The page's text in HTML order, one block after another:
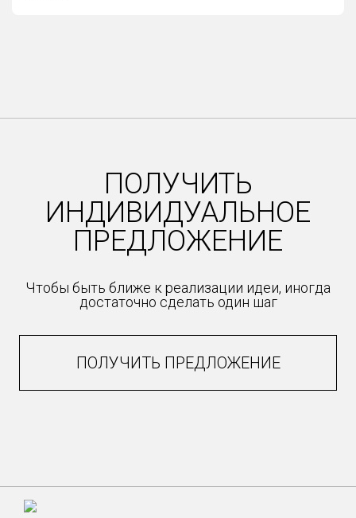
ПОЛУЧИТЬ
ИНДИВИДУАЛЬНОЕ
ПРЕДЛОЖЕНИЕ
Чтобы быть ближе к реализации идеи, иногда
достаточно сделать один шаг
ПОЛУЧИТЬ ПРЕДЛОЖЕНИЕ